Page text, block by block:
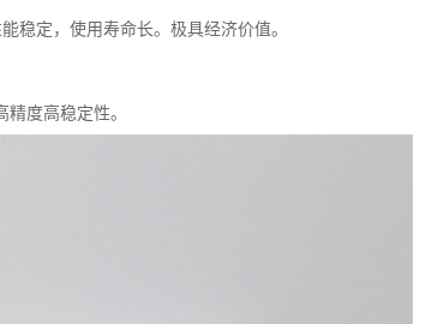
稳定，使用寿命长。极具经济价值。
度高稳定性。